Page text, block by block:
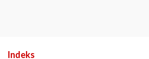
Indeks